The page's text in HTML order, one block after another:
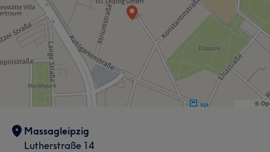
Services
Massage
Portfolio
Training an die persönlichen Ziele und das Fitnesslevel
angepasst ist. Egal, ob Sie Ihre Beweglichkeit
verbessern, Verspannungen reduzieren, Ihre Haltung
stärken oder einfach fitter und beweglicher werden
möchten – ich unterstütze Sie auf Ihrem Weg mit einem
abwechslungsreichen und effektiven Training. Freuen Sie
sich auf eine motivierende Atmosphäre, persönliche
Betreuung und sichtbare Fortschritte!
Services
Massagleipzig
Lutherstraße 14